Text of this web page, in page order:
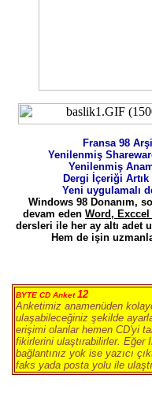
Fransa 98
Yenilenmiş
Yenilenmiş
Dergi İçeriği Artık
Yeni uygulamalı
Windows 98 Donanım,
devam eden Word,
dersleri ile her ay altı adet
Hem de işin
BYTE CD Anket12
Anketimiz anamenüden
ulaşabileceğiniz şekilde
erişimi olanlar hemen CD'yi
fikirlerini ulaştırabilirler. Eğer
bağlantınız yok ise yazıcı
faks yada posta yolu ile